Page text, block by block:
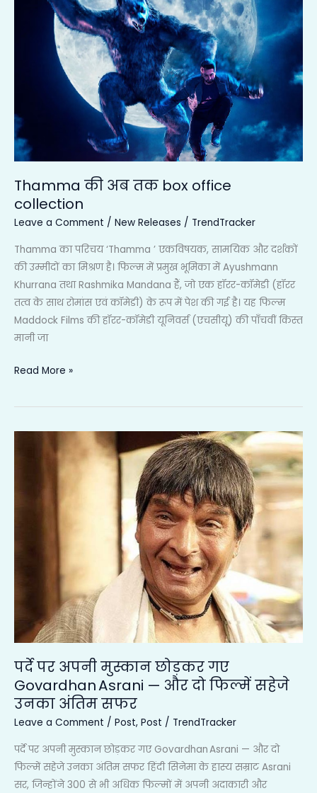
Thamma की अब तक box office
collection
Leave a Comment / New Releases / TrendTracker
Thamma का परिचय ‘Thamma ’ एकविषयक, सामयिक और दर्शकों
की उम्मीदों का मिश्रण है। फिल्म में प्रमुख भूमिका में Ayushmann
Khurrana तथा Rashmika Mandana हैं, जो एक हॉरर-कॉमेडी (हॉरर
तत्व के साथ रोमांस एवं कॉमेडी) के रूप में पेश की गई है। यह फिल्म
Maddock Films की हॉरर-कॉमेडी यूनिवर्स (एचसीयू) की पाँचवीं किस्त
मानी जा
Read More »
पर्दे पर अपनी मुस्कान छोड़कर गए
Govardhan Asrani — और दो फिल्में सहेजे
उनका अंतिम सफर
Leave a Comment / Post, Post / TrendTracker
पर्दे पर अपनी मुस्कान छोड़कर गए Govardhan Asrani — और दो
फिल्में सहेजे उनका अंतिम सफर हिंदी सिनेमा के हास्य सम्राट Asrani
सर, जिन्होंने 300 से भी अधिक फिल्मों में अपनी अदाकारी और
फिल्में
सहेजे
अंतिम
सफर